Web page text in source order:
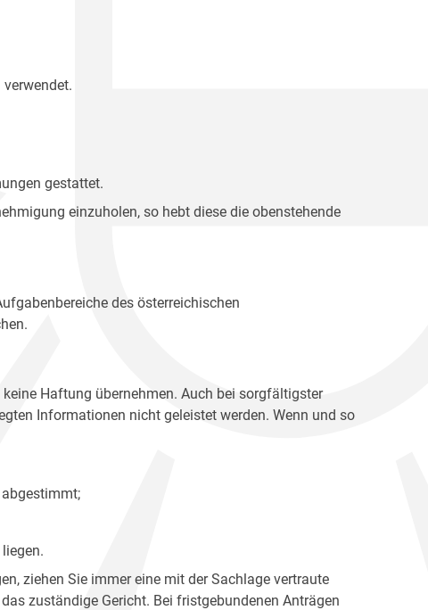
verwendet.
gestattet.
einzuholen, so hebt diese die obenstehende
des österreichischen
Haftung übernehmen. Auch bei sorgfältigster
Informationen nicht geleistet werden. Wenn und so
ziehen Sie immer eine mit der Sachlage vertraute
zuständige Gericht. Bei fristgebundenen Anträgen